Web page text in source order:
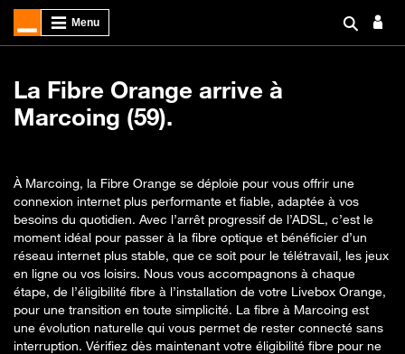
La Fibre Orange arrive à
Marcoing (59).
À Marcoing, la Fibre Orange se déploie pour vous offrir une
connexion internet plus performante et fiable, adaptée à vos
besoins du quotidien. Avec l’arrêt progressif de l’ADSL, c’est le
moment idéal pour passer à la fibre optique et bénéficier d’un
réseau internet plus stable, que ce soit pour le télétravail, les jeux
en ligne ou vos loisirs. Nous vous accompagnons à chaque
étape, de l’éligibilité fibre à l’installation de votre Livebox Orange,
pour une transition en toute simplicité. La fibre à Marcoing est
une évolution naturelle qui vous permet de rester connecté sans
interruption. Vérifiez dès maintenant votre éligibilité fibre pour ne